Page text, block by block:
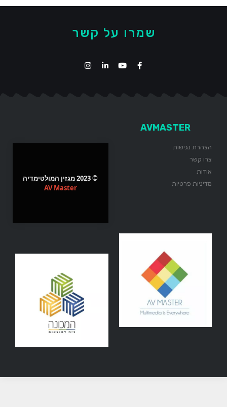
שמרו על קשר
AVMASTER
הצהרת נגישות
צרו קשר
אודות
מדיניות פרטיות
© 2023 מגזין המולטימדיה
AV Master